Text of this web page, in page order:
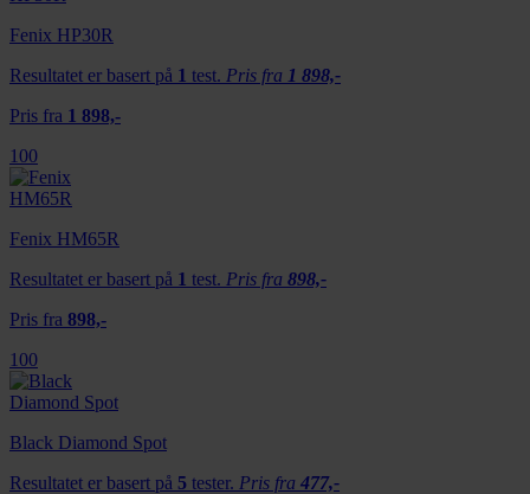
Fenix HP30R
Resultatet er basert på 1 test. Pris fra 1 898,-
Pris fra 1 898,-
100
Fenix HM65R
Resultatet er basert på 1 test. Pris fra 898,-
Pris fra 898,-
100
Black Diamond Spot
Resultatet er basert på 5 tester. Pris fra 477,-